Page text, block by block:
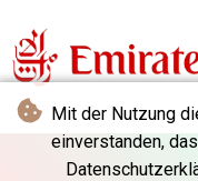
Mit der Nutzung
einverstanden,